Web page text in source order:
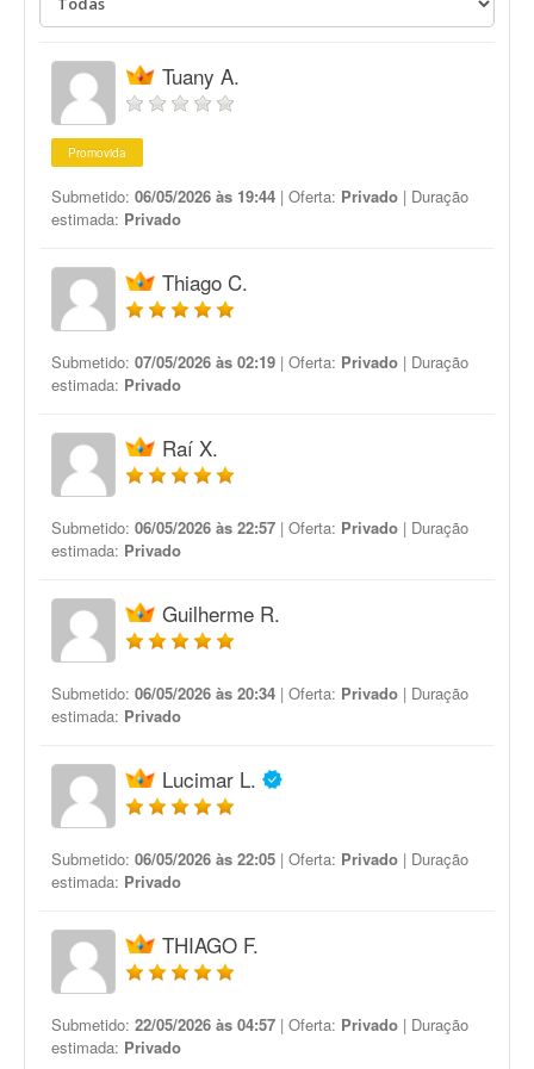
Tuany A.
Promovida
Submetido: 06/05/2026 às 19:44 | Oferta: Privado | Duração
estimada: Privado
Thiago C.
Submetido: 07/05/2026 às 02:19 | Oferta: Privado | Duração
estimada: Privado
Raí X.
Submetido: 06/05/2026 às 22:57 | Oferta: Privado | Duração
estimada: Privado
Guilherme R.
Submetido: 06/05/2026 às 20:34 | Oferta: Privado | Duração
estimada: Privado
Lucimar L.
Submetido: 06/05/2026 às 22:05 | Oferta: Privado | Duração
estimada: Privado
THIAGO F.
Submetido: 22/05/2026 às 04:57 | Oferta: Privado | Duração
estimada: Privado